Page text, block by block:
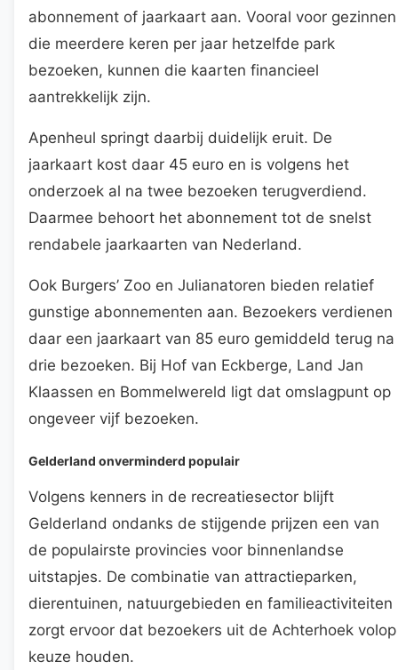
abonnement of jaarkaart aan. Vooral voor gezinnen
die meerdere keren per jaar hetzelfde park
bezoeken, kunnen die kaarten financieel
aantrekkelijk zijn.
Apenheul springt daarbij duidelijk eruit. De
jaarkaart kost daar 45 euro en is volgens het
onderzoek al na twee bezoeken terugverdiend.
Daarmee behoort het abonnement tot de snelst
rendabele jaarkaarten van Nederland.
Ook Burgers’ Zoo en Julianatoren bieden relatief
gunstige abonnementen aan. Bezoekers verdienen
daar een jaarkaart van 85 euro gemiddeld terug na
drie bezoeken. Bij Hof van Eckberge, Land Jan
Klaassen en Bommelwereld ligt dat omslagpunt op
ongeveer vijf bezoeken.
Gelderland onverminderd populair
Volgens kenners in de recreatiesector blijft
Gelderland ondanks de stijgende prijzen een van
de populairste provincies voor binnenlandse
uitstapjes. De combinatie van attractieparken,
dierentuinen, natuurgebieden en familieactiviteiten
zorgt ervoor dat bezoekers uit de Achterhoek volop
keuze houden.